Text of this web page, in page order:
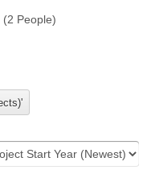
(2 People)